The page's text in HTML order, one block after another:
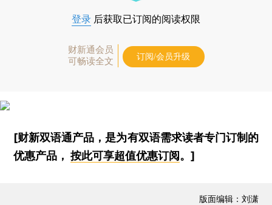
登录 后获取已订阅的阅读权限
财新通会员
可畅读全文
订阅/会员升级
[财新双语通产品，是为有双语需求读者专门订制的
优惠产品，按此可享超值优惠订阅 。]
版面编辑：刘潇